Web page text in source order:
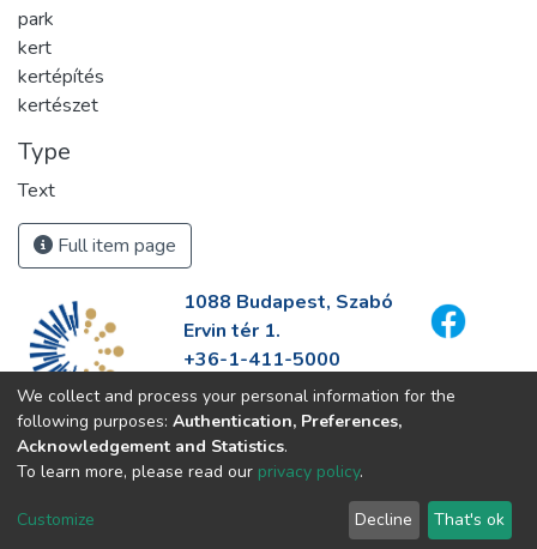
park
kert
kertépítés
kertészet
Type
Text
Full item page
1088 Budapest, Szabó
Ervin tér 1.
+36-1-411-5000
info@fszek.hu
https://fszek.hu
We collect and process your personal information for the
following purposes: Authentication, Preferences,
Acknowledgement and Statistics.
To learn more, please read our privacy policy.
Customize Decline That's ok